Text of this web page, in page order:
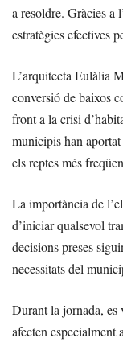
a resoldre. Gràcies a
estratègies efectives
L’arquitecta Eulàlia
conversió de baixos
front a la crisi
municipis han
els reptes més
La importància de
d’iniciar qualsevol
decisions preses
necessitats del
Durant la jornada, es
afecten especialment